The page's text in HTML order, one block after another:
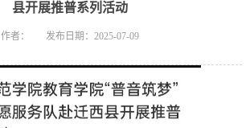
县开展推普系列活动
作者： 发布日期：2025-07-09